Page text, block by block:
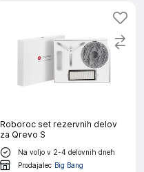
Roboroc set rezervnih delov
za Qrevo S
Na voljo v 2-4 delovnih dneh
Prodajalec Big Bang